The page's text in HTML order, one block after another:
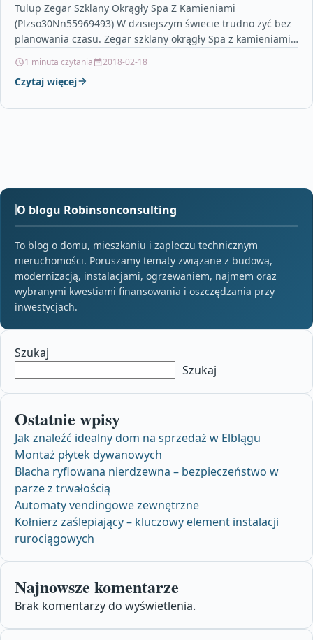
Tulup Zegar Szklany Okrągły Spa Z Kamieniami
(Plzso30Nn55969493) W dzisiejszym świecie trudno żyć bez
planowania czasu. Zegar szklany okrągły Spa z kamieniami
1 minuta czytania 2018-02-18
Czytaj więcej
O blogu Robinsonconsulting
To blog o domu, mieszkaniu i zapleczu technicznym
nieruchomości. Poruszamy tematy związane z budową,
modernizacją, instalacjami, ogrzewaniem, najmem oraz
wybranymi kwestiami finansowania i oszczędzania przy
inwestycjach.
Szukaj
Szukaj
Ostatnie wpisy
Jak znaleźć idealny dom na sprzedaż w Elblągu
Montaż płytek dywanowych
Blacha ryflowana nierdzewna – bezpieczeństwo w
parze z trwałością
Automaty vendingowe zewnętrzne
Kołnierz zaślepiający – kluczowy element instalacji
rurociągowych
Najnowsze komentarze
Brak komentarzy do wyświetlenia.